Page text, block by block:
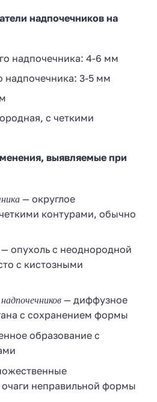
надпочечников на
надпочечника: 4-6 мм
надпочечника: 3-5 мм
с четкими
выявляемые при
— округлое
контурами, обычно
— опухоль с неоднородной
с кистозными
— диффузное
с сохранением формы
образование с
очаги неправильной формы